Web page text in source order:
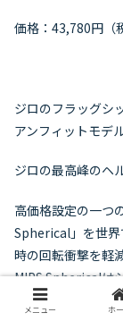
価格：43,780円（
ジロのフラッグシ
アンフィットモデ
ジロの最高峰のヘ
高価格設定の一つ
Spherical」を世界
時の回転衝撃を軽
MIPS Sphericalは
能を妨げることな
メニュー ホ